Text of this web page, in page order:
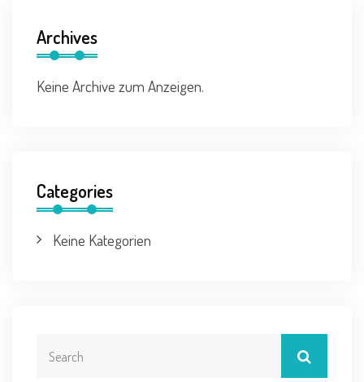
Archives
Keine Archive zum Anzeigen.
Categories
Keine Kategorien